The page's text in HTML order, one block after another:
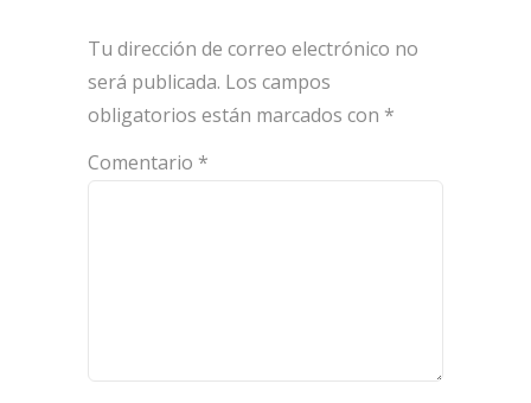
Tu dirección de correo electrónico no
será publicada. Los campos
obligatorios están marcados con *
Comentario *